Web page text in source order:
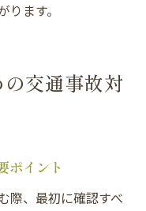
ます。
交通事故対
ポイント
際、最初に確認すべ